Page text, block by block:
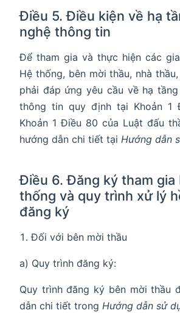
Điều 5. Điều kiện về hạ
nghệ thông tin
Để tham gia và thực hiện các
Hệ thống, bên mời thầu, nhà
phải đáp ứng yêu cầu về hạ
thông tin quy định tại Khoản 1
Khoản 1 Điều 80 của Luật đấu
hướng dẫn chi tiết tại Hướng dẫn
Điều 6. Đăng ký tham gia
thống và quy trình xử lý
đăng ký
Đối với bên mời thầu
a) Quy trình đăng ký:
Quy trình đăng ký bên mời thầu
dẫn chi tiết trong Hướng dẫn sử